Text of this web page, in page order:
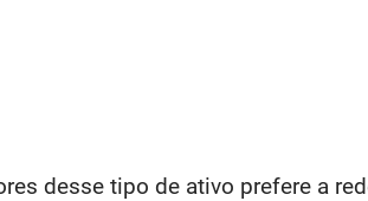
desse tipo de ativo prefere a